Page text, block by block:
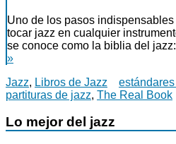
Uno de los pasos
tocar jazz en cualquier
se conoce como la biblia del
»
Jazz, Libros de Jazz
partituras de jazz, The Real Book
Lo mejor del jazz